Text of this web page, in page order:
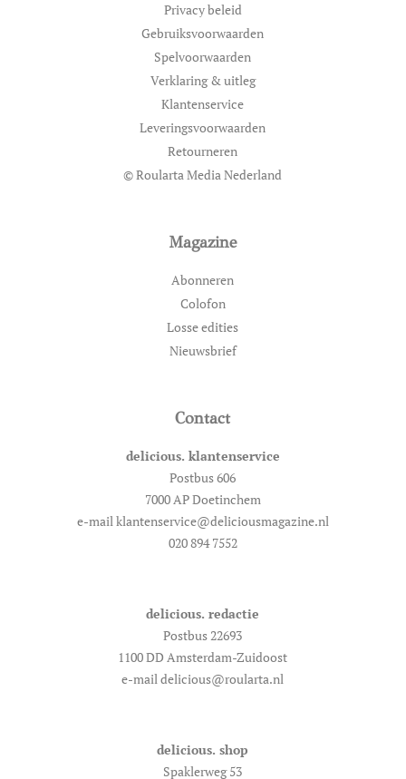
Privacy beleid
Gebruiksvoorwaarden
Spelvoorwaarden
Verklaring & uitleg
Klantenservice
Leveringsvoorwaarden
Retourneren
© Roularta Media Nederland
Magazine
Abonneren
Colofon
Losse edities
Nieuwsbrief
Contact
delicious. klantenservice
Postbus 606
7000 AP Doetinchem
e-mail klantenservice@deliciousmagazine.nl
020 894 7552
delicious. redactie
Postbus 22693
1100 DD Amsterdam-Zuidoost
e-mail delicious@roularta.nl
delicious. shop
Spaklerweg 53